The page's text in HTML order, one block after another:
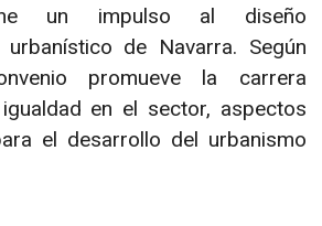
un impulso al diseño
de Navarra. Según
promueve la carrera
en el sector, aspectos
el desarrollo del urbanismo